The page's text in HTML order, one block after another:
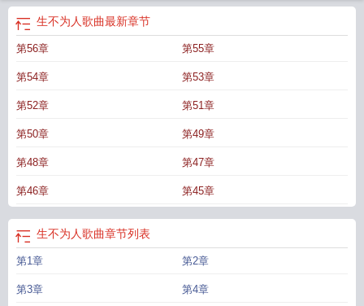
生不为人杰死亦为鬼雄 生不为人皮卡由txt
趣阁
生不为人歌曲最新章节
第56章 第55章
第54章 第53章
第52章 第51章
第50章 第49章
第48章 第47章
第46章 第45章
生不为人歌曲章节列表
第1章 第2章
第3章 第4章